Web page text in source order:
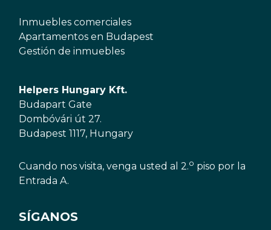
Inmuebles comerciales
Apartamentos en Budapest
Gestión de inmuebles
Helpers Hungary Kft.
Budapart Gate
Dombóvári út 27.
Budapest 1117, Hungary
Cuando nos visita, venga usted al 2.o piso por la
Entrada A.
SÍGANOS